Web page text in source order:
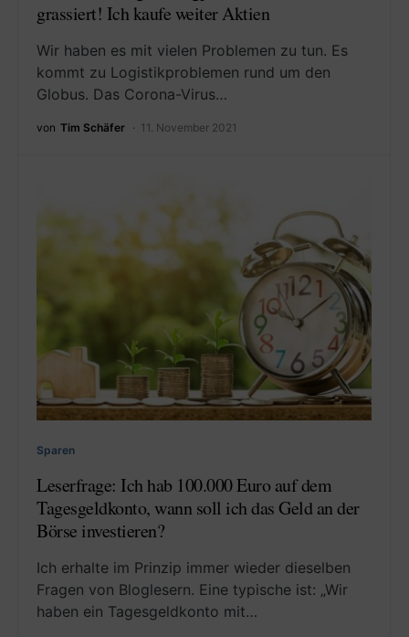
grassiert! Ich kaufe weiter Aktien
Wir haben es mit vielen Problemen zu tun. Es
kommt zu Logistikproblemen rund um den
Globus. Das Corona-Virus…
von Tim Schäfer 11. November 2021
Sparen
Leserfrage: Ich hab 100.000 Euro auf dem
Tagesgeldkonto, wann soll ich das Geld an der
Börse investieren?
Ich erhalte im Prinzip immer wieder dieselben
Fragen von Bloglesern. Eine typische ist: „Wir
haben ein Tagesgeldkonto mit…